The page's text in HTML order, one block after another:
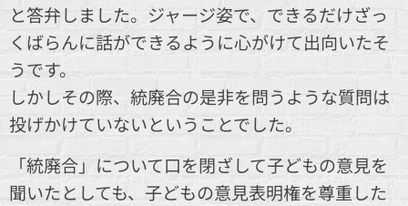
と答弁しました。ジャージ姿で、できるだけざっ
くばらんに話ができるように心がけて出向いたそ
うです。
しかしその際、統廃合の是非を問うような質問は
投げかけていないということでした。
「統廃合」について口を閉ざして子どもの意見を
聞いたとしても、子どもの意見表明権を尊重した